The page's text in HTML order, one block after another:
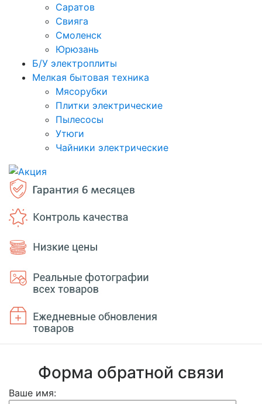
Саратов
Свияга
Смоленск
Юрюзань
Б/У электроплиты
Мелкая бытовая техника
Мясорубки
Плитки электрические
Пылесосы
Утюги
Чайники электрические
Форма обратной связи
Ваше имя: